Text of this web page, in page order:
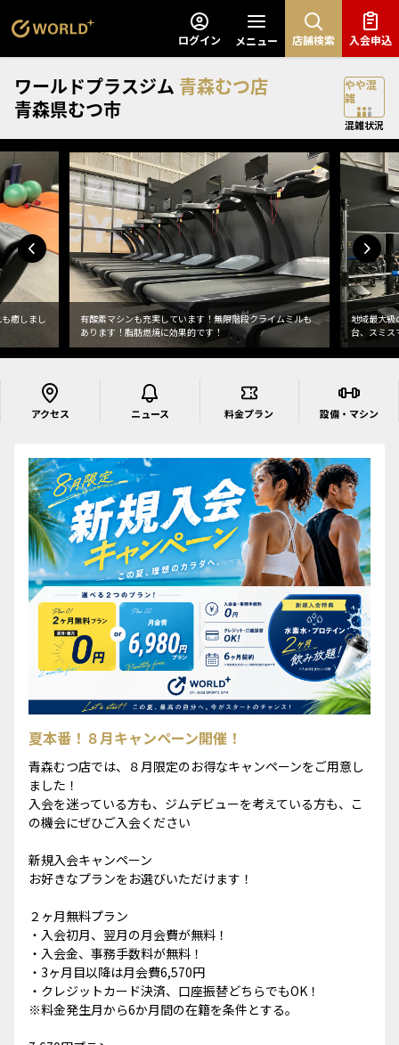
ログイン 店舗検索 入会申込
メニュー
ワールドプラスジム 青森むつ店
青森県むつ市
混雑状況
癒しまし
有酸素マシンも充実しています！無限階段クライムミルも
あります！脂肪燃焼に効果的です！
地域最大級
台、スミス
アクセス ニュース 料金プラン 設備・マシン
夏本番！８月キャンペーン開催！
青森むつ店では、８月限定のお得なキャンペーンをご用意し
ました！
入会を迷っている方も、ジムデビューを考えている方も、こ
の機会にぜひご入会ください
新規入会キャンペーン
お好きなプランをお選びいただけます！
２ヶ月無料プラン
・入会初月、翌月の月会費が無料！
・入会金、事務手数料が無料！
・3ヶ月目以降は月会費6,570円
・クレジットカード決済、口座振替どちらでもOK！
※料金発生月から6か月間の在籍を条件とする。